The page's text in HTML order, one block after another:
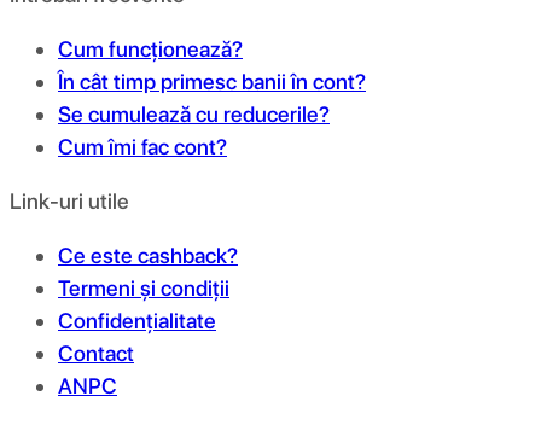
Cum funcționează?
În cât timp primesc banii în cont?
Se cumulează cu reducerile?
Cum îmi fac cont?
Link-uri utile
Ce este cashback?
Termeni și condiții
Confidențialitate
Contact
ANPC